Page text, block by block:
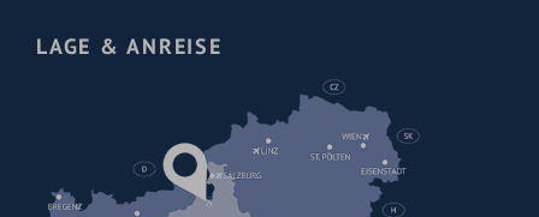
LAGE & ANREISE